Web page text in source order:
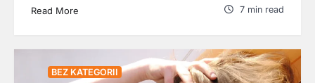
Read More 7 min read
BEZ KATEGORII